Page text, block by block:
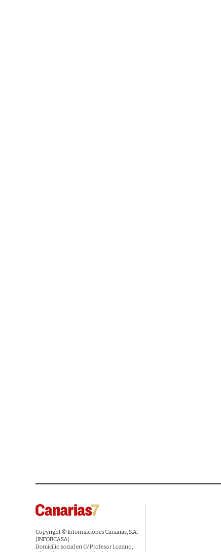
Copyright © Informaciones Canarias, S.A.
(INFORCASA)
Domicilio social en C/ Profesor Lozano,